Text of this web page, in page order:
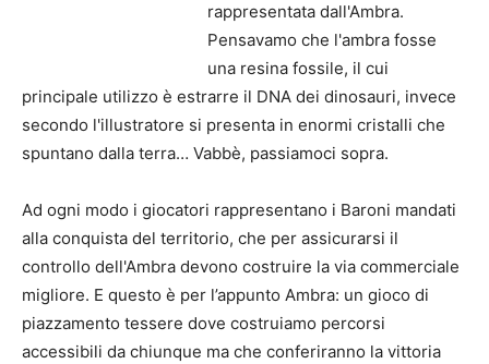
rappresentata dall'Ambra.
Pensavamo che l'ambra fosse
una resina fossile, il cui
principale utilizzo è estrarre il DNA dei dinosauri, invece
secondo l'illustratore si presenta in enormi cristalli che
spuntano dalla terra… Vabbè, passiamoci sopra.
Ad ogni modo i giocatori rappresentano i Baroni mandati
alla conquista del territorio, che per assicurarsi il
controllo dell'Ambra devono costruire la via commerciale
migliore. E questo è per l’appunto Ambra: un gioco di
piazzamento tessere dove costruiamo percorsi
accessibili da chiunque ma che conferiranno la vittoria